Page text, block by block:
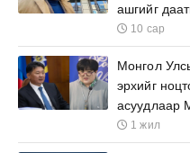
ашгийг
10 сар
Монгол
эрхийг
асуудлаар
ажилтнууд
1 жил